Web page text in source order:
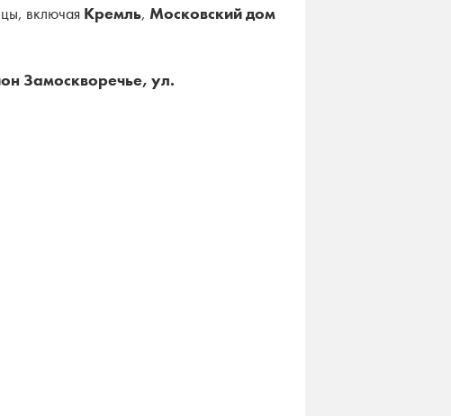
включая Кремль, Московский дом
Замоскворечье, ул.